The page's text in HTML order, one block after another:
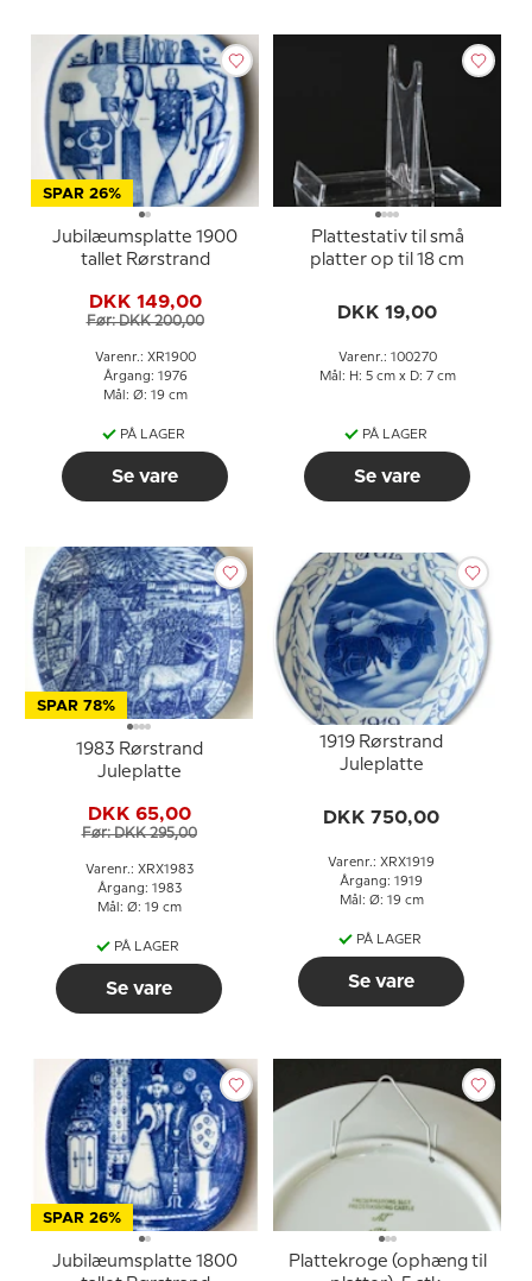
SPAR 26%
Jubilæumsplatte 1900
tallet Rørstrand
DKK 149,00
Før: DKK 200,00
Varenr.: XR1900
Årgang: 1976
Mål: Ø: 19 cm
PÅ LAGER
Se vare
Plattestativ til små
platter op til 18 cm
DKK 19,00
Varenr.: 100270
Mål: H: 5 cm x D: 7 cm
PÅ LAGER
Se vare
SPAR 78%
1983 Rørstrand
Juleplatte
DKK 65,00
Før: DKK 295,00
Varenr.: XRX1983
Årgang: 1983
Mål: Ø: 19 cm
PÅ LAGER
Se vare
1919 Rørstrand
Juleplatte
DKK 750,00
Varenr.: XRX1919
Årgang: 1919
Mål: Ø: 19 cm
PÅ LAGER
Se vare
SPAR 26%
Jubilæumsplatte 1800
Plattekroge (ophæng til